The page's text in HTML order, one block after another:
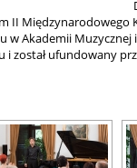
II Międzynarodowego
w Akademii Muzycznej
i został ufundowany